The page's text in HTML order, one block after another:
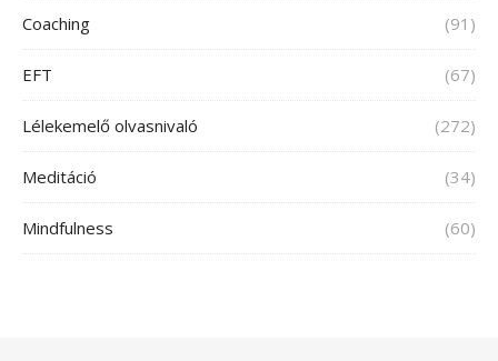
Coaching (91)
EFT (67)
Lélekemelő olvasnivaló (272)
Meditáció (34)
Mindfulness (60)